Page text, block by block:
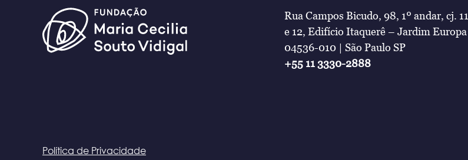
Rua Campos Bicudo, 98, 1º andar, cj. 11
e 12, Edifício Itaquerê – Jardim Europa
04536-010 | São Paulo SP
+55 11 3330-2888
Política de Privacidade